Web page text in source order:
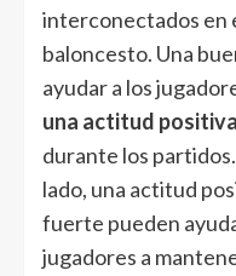
interconectados en
baloncesto. Una
ayudar a los
una actitud positiva
durante los
lado, una actitud
fuerte pueden
jugadores a